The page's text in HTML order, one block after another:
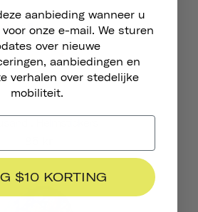
aanbieding wanneer u
onze e-mail. We sturen
over nieuwe
aanbiedingen en
verhalen over stedelijke
mobiliteit.
$10 KORTING